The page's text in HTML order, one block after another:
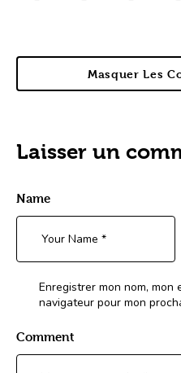
Masquer Les
Laisser un
Name
Enregistrer mon nom,
navigateur pour mon
Comment